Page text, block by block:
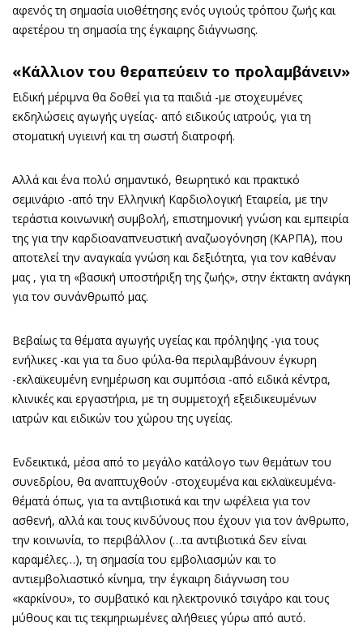
αφενός τη σημασία υιοθέτησης ενός υγιούς τρόπου ζωής και
αφετέρου τη σημασία της έγκαιρης διάγνωσης.
«Κάλλιον του θεραπεύειν το προλαμβάνειν»
Ειδική μέριμνα θα δοθεί για τα παιδιά -με στοχευμένες
εκδηλώσεις αγωγής υγείας- από ειδικούς ιατρούς, για τη
στοματική υγιεινή και τη σωστή διατροφή.
Αλλά και ένα πολύ σημαντικό, θεωρητικό και πρακτικό
σεμινάριο -από την Ελληνική Καρδιολογική Εταιρεία, με την
τεράστια κοινωνική συμβολή, επιστημονική γνώση και εμπειρία
της για την καρδιοαναπνευστική αναζωογόνηση (ΚΑΡΠΑ), που
αποτελεί την αναγκαία γνώση και δεξιότητα, για τον καθέναν
μας , για τη «βασική υποστήριξη της ζωής», στην έκτακτη ανάγκη
για τον συνάνθρωπό μας.
Βεβαίως τα θέματα αγωγής υγείας και πρόληψης -για τους
ενήλικες -και για τα δυο φύλα-θα περιλαμβάνουν έγκυρη
-εκλαϊκευμένη ενημέρωση και συμπόσια -από ειδικά κέντρα,
κλινικές και εργαστήρια, με τη συμμετοχή εξειδικευμένων
ιατρών και ειδικών του χώρου της υγείας.
Ενδεικτικά, μέσα από το μεγάλο κατάλογο των θεμάτων του
συνεδρίου, θα αναπτυχθούν -στοχευμένα και εκλαϊκευμένα-
θέματά όπως, για τα αντιβιοτικά και την ωφέλεια για τον
ασθενή, αλλά και τους κινδύνους που έχουν για τον άνθρωπο,
την κοινωνία, το περιβάλλον (…τα αντιβιοτικά δεν είναι
καραμέλες…), τη σημασία του εμβολιασμών και το
αντιεμβολιαστικό κίνημα, την έγκαιρη διάγνωση του
«καρκίνου», το συμβατικό και ηλεκτρονικό τσιγάρο και τους
μύθους και τις τεκμηριωμένες αλήθειες γύρω από αυτό.